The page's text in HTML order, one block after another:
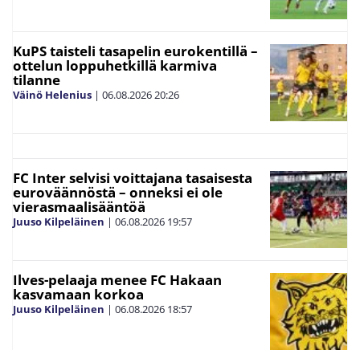
KuPS taisteli tasapelin eurokentillä –
ottelun loppuhetkillä karmiva
tilanne
Väinö Helenius | 06.08.202620:26
FC Inter selvisi voittajana tasaisesta
euroväännöstä – onneksi ei ole
vierasmaalisääntöä
Juuso Kilpeläinen | 06.08.2026 19:57
Ilves-pelaaja menee FC Hakaan
kasvamaan korkoa
Juuso Kilpeläinen | 06.08.2026 18:57